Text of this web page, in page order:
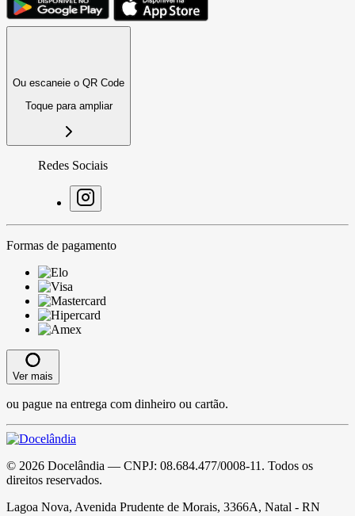
Ou escaneie o QR Code
Toque para ampliar
Redes Sociais
Formas de pagamento
Ver mais
ou pague na entrega com dinheiro ou cartão.
© 2026 Docelândia — CNPJ: 08.684.477/0008-11 . Todos os
direitos reservados.
Lagoa Nova, Avenida Prudente de Morais, 3366A, Natal - RN